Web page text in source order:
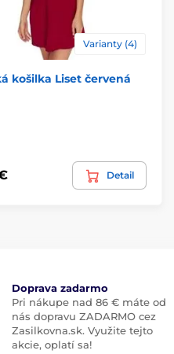
Varianty (4)
košilka Liset červená
Detail
Doprava zadarmo
Pri nákupe nad 86 € máte od
nás dopravu ZADARMO cez
Zasilkovna.sk. Využite tejto
akcie, oplatí sa!